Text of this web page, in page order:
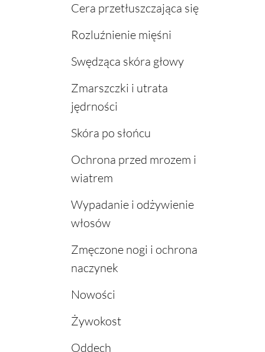
Cera przetłuszczająca się
Rozluźnienie mięśni
Swędząca skóra głowy
Zmarszczki i utrata
jędrności
Skóra po słońcu
Ochrona przed mrozem i
wiatrem
Wypadanie i odżywienie
włosów
Zmęczone nogi i ochrona
naczynek
Nowości
Żywokost
Oddech